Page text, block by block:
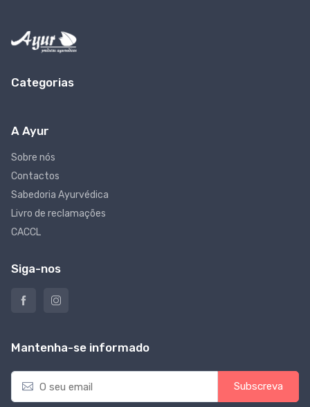
Categorias
A Ayur
Sobre nós
Contactos
Sabedoria Ayurvédica
Livro de reclamações
CACCL
Siga-nos
Mantenha-se informado
E
a
Subscreva